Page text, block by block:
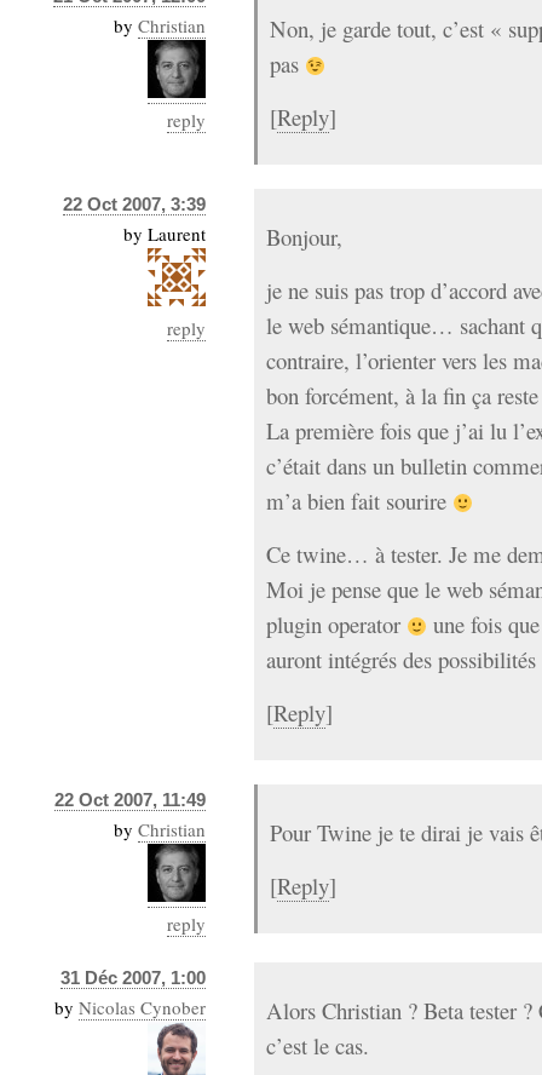
by Christian
reply
Non, je garde tout, c’est «
pas
[Reply]
22 Oct 2007, 3:39
by Laurent
reply
Bonjour,
je ne suis pas trop d’accord
le web sémantique… sachant
contraire, l’orienter vers les
bon forcément, à la fin ça
La première fois que j’ai lu
c’était dans un bulletin
m’a bien fait sourire
Ce twine… à tester. Je me
Moi je pense que le web
plugin operator
une fois
auront intégrés des
[Reply]
22 Oct 2007, 11:49
by Christian
reply
Pour Twine je te dirai je vais
[Reply]
31 Déc 2007, 1:00
by Nicolas Cynober
Alors Christian ? Beta tester ?
c’est le cas.